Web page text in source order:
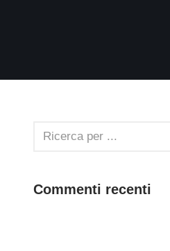
Commenti recenti